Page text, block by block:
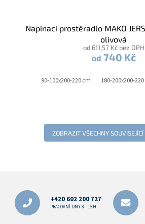
Napínací prostěradlo MAKO
olivová
od 611,57 Kč bez DPH
od 740 Kč
90-100x200-220 cm 180-200x200-
ZOBRAZIT VŠECHNY
+420 602 200 727
PRACOVNÍ DNY 8 - 15H